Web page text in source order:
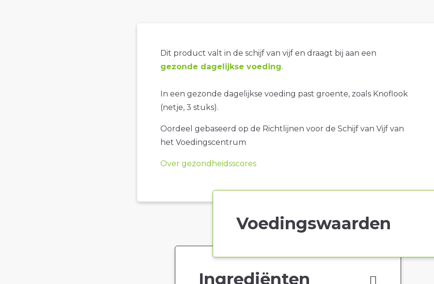
Dit product valt in de schijf van vijf en draagt bij aan een
gezonde dagelijkse voeding.
In een gezonde dagelijkse voeding past groente, zoals Knoflook
(netje, 3 stuks).
Oordeel gebaseerd op de Richtlijnen voor de Schijf van Vijf van
het Voedingscentrum
Over gezondheidsscores
Voedingswaarden
Ingrediënten